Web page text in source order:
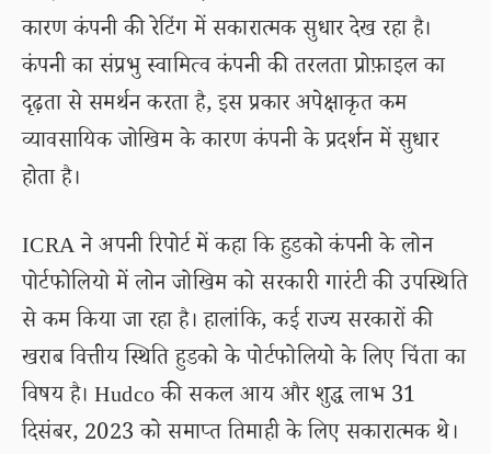
कारण कंपनी की रेटिंग में सकारात्मक सुधार देख रहा है।
कंपनी का संप्रभु स्वामित्व कंपनी की तरलता प्रोफ़ाइल का
दृढ़ता से समर्थन करता है, इस प्रकार अपेक्षाकृत कम
व्यावसायिक जोखिम के कारण कंपनी के प्रदर्शन में सुधार
होता है।
ICRA ने अपनी रिपोर्ट में कहा कि हुडको कंपनी के लोन
पोर्टफोलियो में लोन जोखिम को सरकारी गारंटी की उपस्थिति
से कम किया जा रहा है। हालांकि, कई राज्य सरकारों की
खराब वित्तीय स्थिति हुडको के पोर्टफोलियो के लिए चिंता का
विषय है। Hudco की सकल आय और शुद्ध लाभ 31
दिसंबर, 2023 को समाप्त तिमाही के लिए सकारात्मक थे।